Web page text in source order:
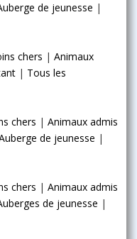
de jeunesse |
chers | Animaux
| Tous les
chers | Animaux admis
de jeunesse |
chers | Animaux admis
de jeunesse |